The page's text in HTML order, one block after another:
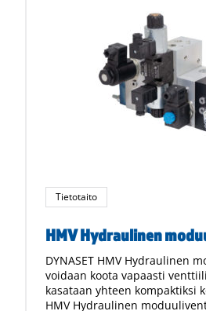
Tietotaito
HMV Hydraulinen
DYNASET HMV Hydraulinen
voidaan koota vapaasti
kasataan yhteen kompaktiksi
HMV Hydraulinen